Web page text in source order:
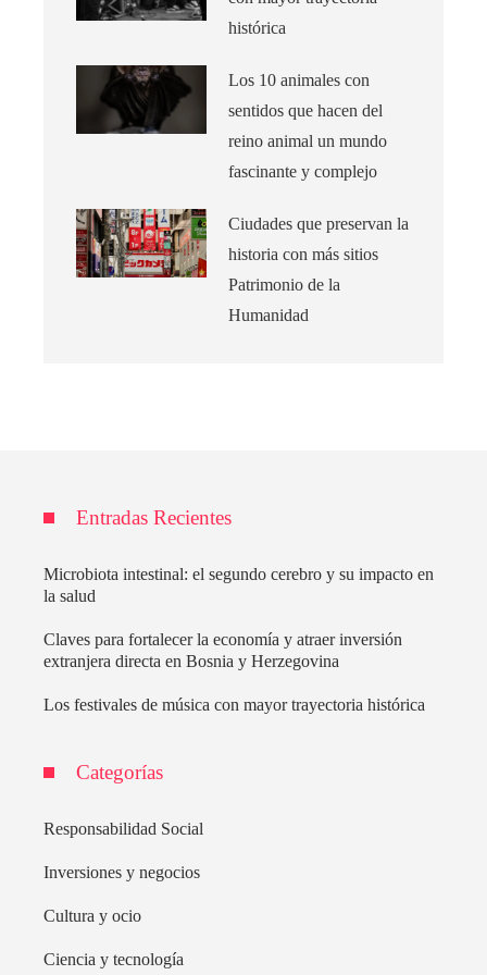
histórica
Los 10 animales con
sentidos que hacen del
reino animal un mundo
fascinante y complejo
Ciudades que preservan la
historia con más sitios
Patrimonio de la
Humanidad
Entradas Recientes
Microbiota intestinal: el segundo cerebro y su impacto en
la salud
Claves para fortalecer la economía y atraer inversión
extranjera directa en Bosnia y Herzegovina
Los festivales de música con mayor trayectoria histórica
Categorías
Responsabilidad Social
Inversiones y negocios
Cultura y ocio
Ciencia y tecnología